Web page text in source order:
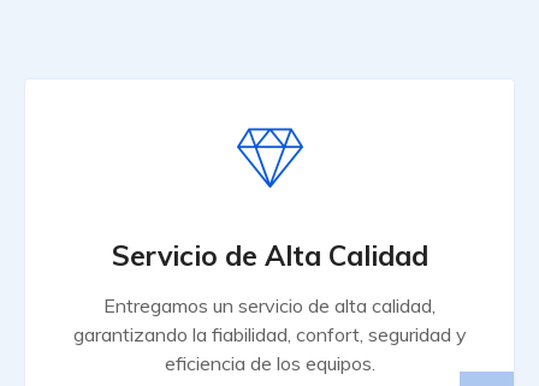
Servicio de Alta Calidad
Entregamos un servicio de alta calidad,
garantizando la fiabilidad, confort, seguridad y
eficiencia de los equipos.